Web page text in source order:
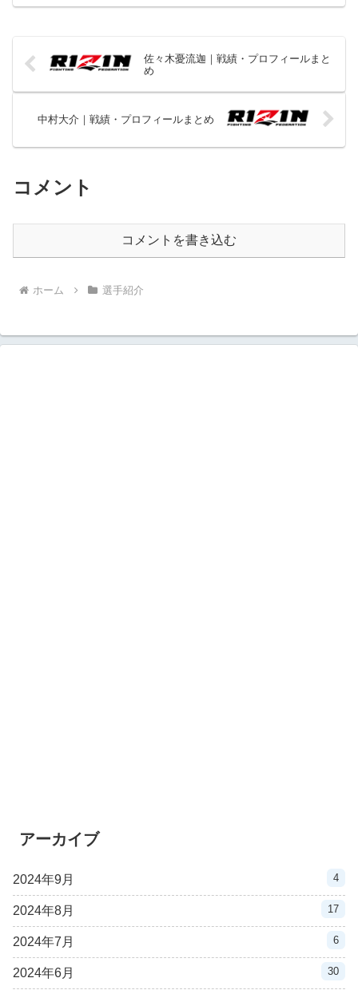
佐々木憂流迦｜戦績・プロフィールまと
め
中村大介｜戦績・プロフィールまとめ
コメント
コメントを書き込む
ホーム 選手紹介
アーカイブ
2024年9月 4
2024年8月 17
2024年7月 6
2024年6月 30